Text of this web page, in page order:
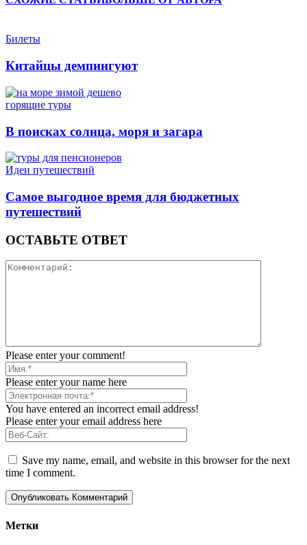
Билеты
Китайцы демпингуют
горящие туры
В поисках солнца, моря и загара
Идеи путешествий
Самое выгодное время для бюджетных
путешествий
ОСТАВЬТЕ ОТВЕТ
Please enter your comment!
Please enter your name here
You have entered an incorrect email address!
Please enter your email address here
Save my name, email, and website in this browser for the next
time I comment.
Метки